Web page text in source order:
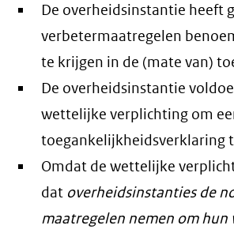
De overheidsinstantie heeft
verbetermaatregelen
te krijgen in de (mate van)
De overheidsinstantie
wettelijke verplichting om
toegankelijkheidsverklaring
Omdat de wettelijke
dat overheidsinstanties de
maatregelen nemen om hun